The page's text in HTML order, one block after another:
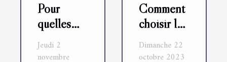
Pour
quelles
raisons
choisir
Jeudi 2
novembre
Comment
choisir le
bon
fabricant
Dimanche 22
octobre 2023